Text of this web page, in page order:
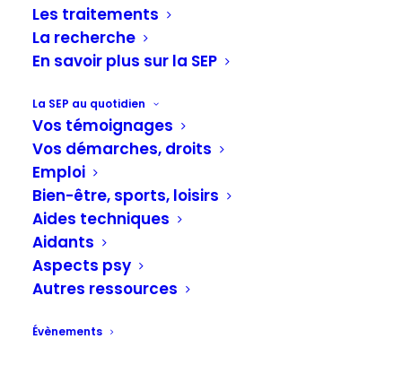
Les traitements
La recherche
En savoir plus sur la SEP
La SEP au quotidien
Vos témoignages
Vos démarches, droits
Emploi
Bien-être, sports, loisirs
Aides techniques
Aidants
Aspects psy
Autres ressources
Évènements
Rééducation, kiné, sport
Rééducation fonctionnelle des équilibres chez
les patients atteints de sclérose en plaques
Orienter la rééducation vers les exercices
les plus pertinents
«Cette fiche permet de guider la